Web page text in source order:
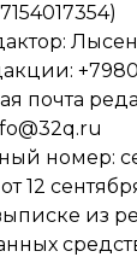
почта
номер:
12
из